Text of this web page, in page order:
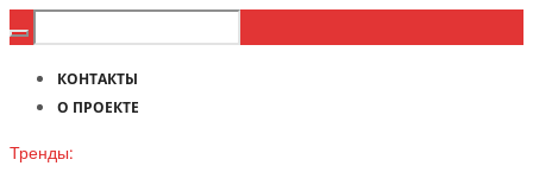
КОНТАКТЫ
О ПРОЕКТЕ
Тренды: